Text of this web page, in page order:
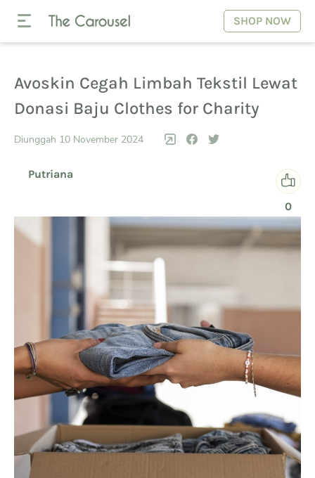
SHOP NOW
Avoskin Cegah Limbah Tekstil Lewat
Donasi Baju Clothes for Charity
Diunggah 10 November 2024
Putriana
0